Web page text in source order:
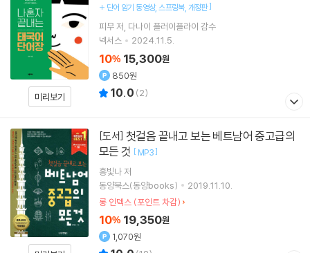
미리보기
+ 단어 암기 동영상 스프링북 개정판]
피무저 다나이 플러이플라이 감수
넥서스
2024.11.5.
10% 15,300원
850원
10.0 (2)
[도서]
모든 것 [ MP3]
홍빛나저
동양북스(동양books)
2019.11.10.
롱 인덱스 (포인트 차감)
10% 19,350원
1,070원